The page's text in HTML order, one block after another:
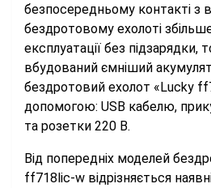
безпосередньому контакті з
бездротовому ехолоті
експлуатації без підзарядки,
вбудований ємніший
бездротовий ехолот «Lucky
допомогою: USB кабелю,
та розетки 220 В.
Від попередніх моделей
ff718lic-w відрізняється